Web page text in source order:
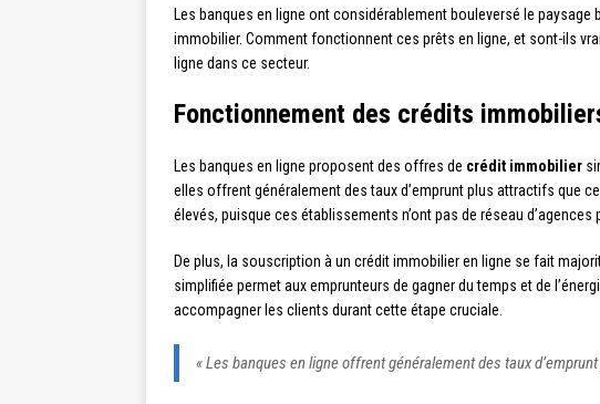
Les banques en ligne ont considérablement bouleversé le
immobilier. Comment fonctionnent ces prêts en ligne, et sont-ils
ligne dans ce secteur.
Fonctionnement des crédits
Les banques en ligne proposent des offres de crédit immobilier
elles offrent généralement des taux d’emprunt plus attractifs que
élevés, puisque ces établissements n’ont pas de réseau d’agences
De plus, la souscription à un crédit immobilier en ligne se fait
simplifiée permet aux emprunteurs de gagner du temps et de
accompagner les clients durant cette étape cruciale.
« Les banques en ligne offrent généralement des taux